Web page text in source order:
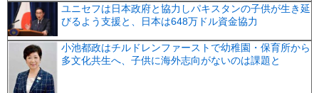
ユニセフは日本政府と協力しパキスタンの子供が生き延
びるよう支援と、日本は648万ドル資金協力
小池都政はチルドレンファーストで幼稚園・保育所から
多文化共生へ、子供に海外志向がないのは課題と